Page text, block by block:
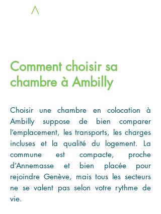
A
Comment choisir sa
chambre à Ambilly
Choisir une chambre en colocation à
Ambilly suppose de bien comparer
l’emplacement, les transports, les charges
incluses et la qualité du logement. La
commune est compacte, proche
d’Annemasse et bien placée pour
rejoindre Genève, mais tous les secteurs
ne se valent pas selon votre rythme de
vie.